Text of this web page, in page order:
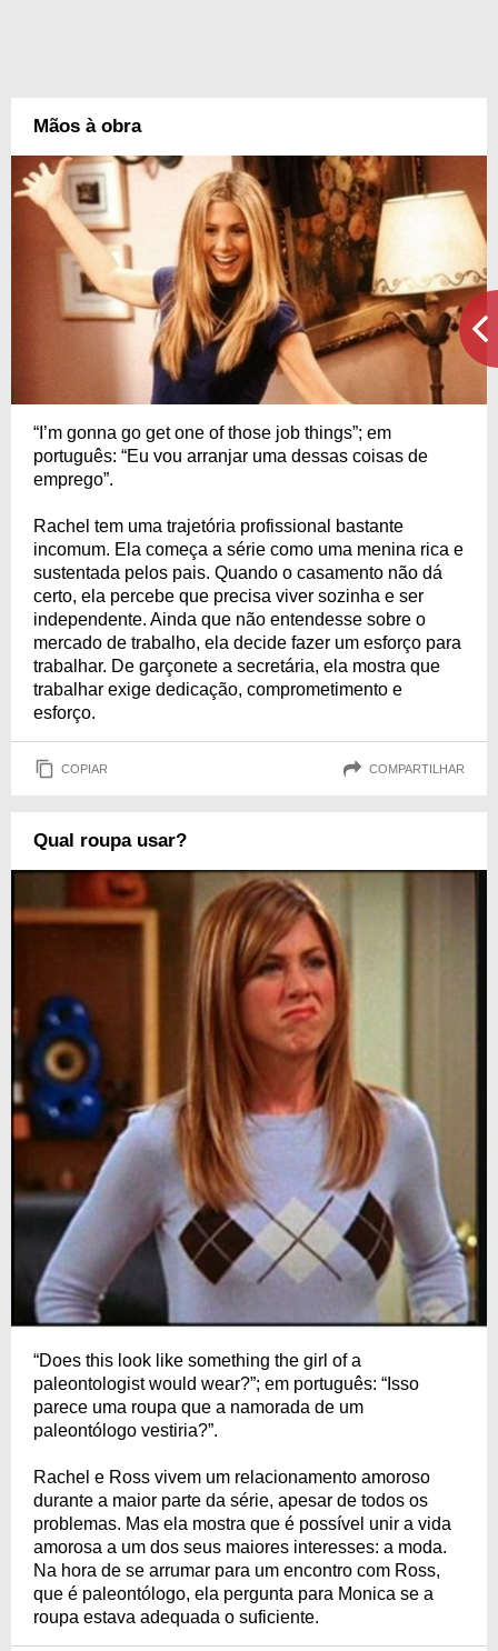
Mãos à obra
“I’m gonna go get one of those job things”; em
português: “Eu vou arranjar uma dessas coisas de
emprego”.
Rachel tem uma trajetória profissional bastante
incomum. Ela começa a série como uma menina rica e
sustentada pelos pais. Quando o casamento não dá
certo, ela percebe que precisa viver sozinha e ser
independente. Ainda que não entendesse sobre o
mercado de trabalho, ela decide fazer um esforço para
trabalhar. De garçonete a secretária, ela mostra que
trabalhar exige dedicação, comprometimento e
esforço.
COPIAR COMPARTILHAR
Qual roupa usar?
“Does this look like something the girl of a
paleontologist would wear?”; em português: “Isso
parece uma roupa que a namorada de um
paleontólogo vestiria?”.
Rachel e Ross vivem um relacionamento amoroso
durante a maior parte da série, apesar de todos os
problemas. Mas ela mostra que é possível unir a vida
amorosa a um dos seus maiores interesses: a moda.
Na hora de se arrumar para um encontro com Ross,
que é paleontólogo, ela pergunta para Monica se a
roupa estava adequada o suficiente.